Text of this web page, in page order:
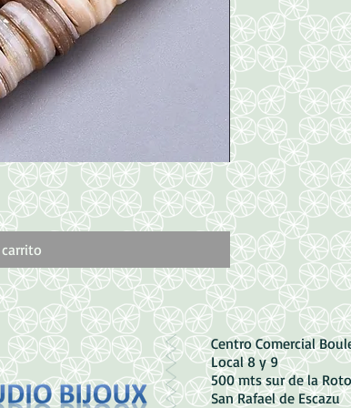
Dije de Flor en
Precio
1800,00 CRC
Centro Comercial
Local 8 y 9
500 mts sur de la
San Rafael de Escazu